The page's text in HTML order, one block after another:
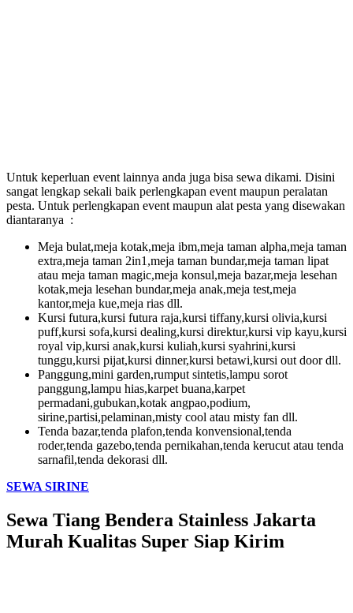
Untuk keperluan event lainnya anda juga bisa sewa dikami. Disini
sangat lengkap sekali baik perlengkapan event maupun peralatan
pesta. Untuk perlengkapan event maupun alat pesta yang disewakan
diantaranya :
Meja bulat,meja kotak,meja ibm,meja taman alpha,meja taman
extra,meja taman 2in1,meja taman bundar,meja taman lipat
atau meja taman magic,meja konsul,meja bazar,meja lesehan
kotak,meja lesehan bundar,meja anak,meja test,meja
kantor,meja kue,meja rias dll.
Kursi futura,kursi futura raja,kursi tiffany,kursi olivia,kursi
puff,kursi sofa,kursi dealing,kursi direktur,kursi vip kayu,kursi
royal vip,kursi anak,kursi kuliah,kursi syahrini,kursi
tunggu,kursi pijat,kursi dinner,kursi betawi,kursi out door dll.
Panggung,mini garden,rumput sintetis,lampu sorot
panggung,lampu hias,karpet buana,karpet
permadani,gubukan,kotak angpao,podium,
sirine,partisi,pelaminan,misty cool atau misty fan dll.
Tenda bazar,tenda plafon,tenda konvensional,tenda
roder,tenda gazebo,tenda pernikahan,tenda kerucut atau tenda
sarnafil,tenda dekorasi dll.
SEWA SIRINE
Sewa Tiang Bendera Stainless Jakarta
Murah Kualitas Super Siap Kirim